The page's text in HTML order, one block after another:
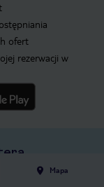
Mapa
ofert
rezerwacji w